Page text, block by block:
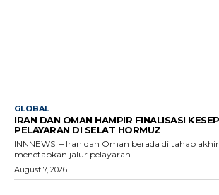
GLOBAL
IRAN DAN OMAN HAMPIR FINALISASI
PELAYARAN DI SELAT HORMUZ
INNNEWS – Iran dan Oman berada di tahap
menetapkan jalur pelayaran...
August 7, 2026